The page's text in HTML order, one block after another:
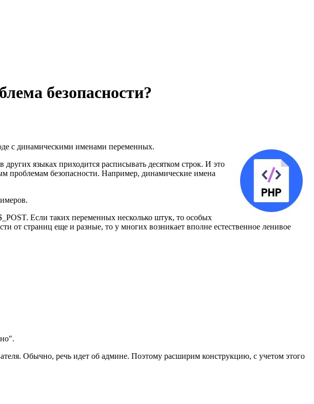
безопасности?
с динамическими именами переменных.
языках приходится расписывать десятком строк. И это
проблемам безопасности. Например, динамические имена
Если таких переменных несколько штук, то особых
от страниц еще и разные, то у многих возникает вполне естественное ленивое
Обычно, речь идет об админе. Поэтому расширим конструкцию, с учетом этого